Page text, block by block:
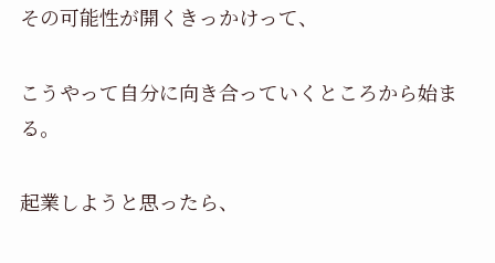
その可能性が開くきっかけって、
こうやって自分に向き合っていくところから始ま
る。
起業しようと思ったら、